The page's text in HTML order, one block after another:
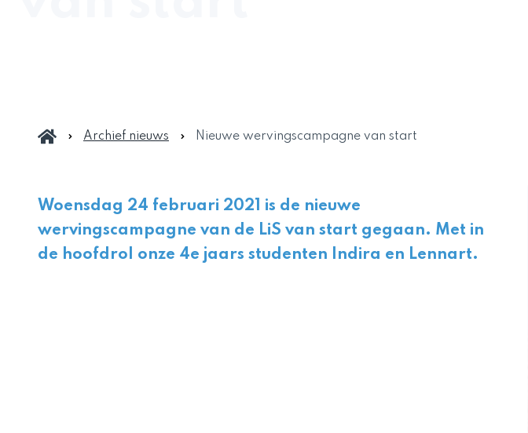
Archief nieuws Nieuwe wervingscampagne van start
Woensdag 24 februari 2021 is de nieuwe
wervingscampagne van de LiS van start gegaan. Met in
de hoofdrol onze 4e jaars studenten Indira en Lennart.